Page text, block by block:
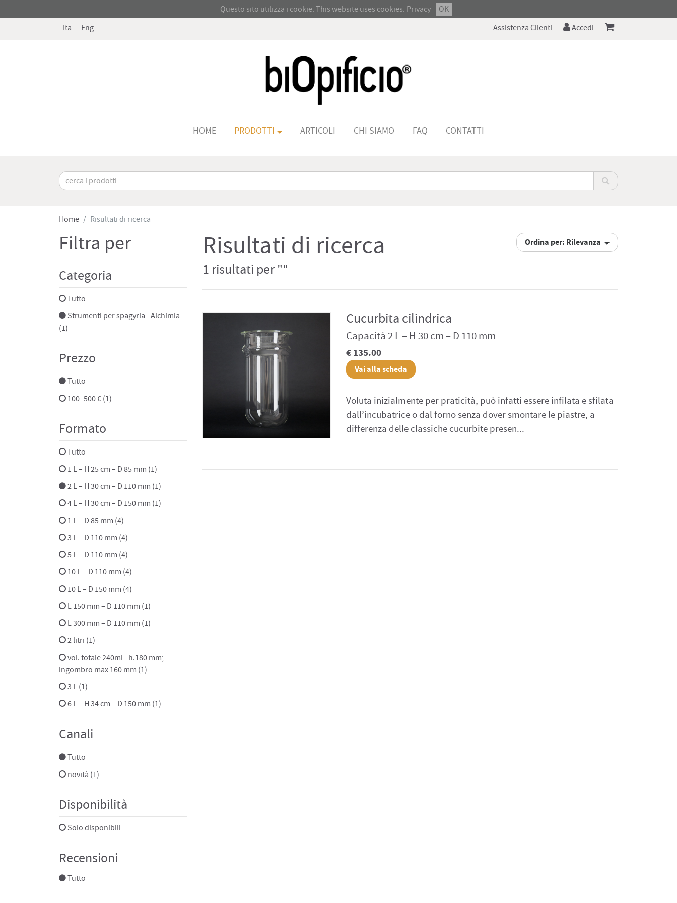
Questo sito utilizza i cookie. This website uses cookies. Privacy
OK
Ita
Eng Assistenza Clienti Accedi
HOME PRODOTTI ARTICOLI CHI SIAMO FAQ CONTATTI
Home Risultati di ricerca
Filtra per
Categoria
Tutto
Strumenti per spagyria - Alchimia
(1)
Prezzo
Tutto
100- 500 € (1)
Formato
Tutto
1 L – H 25 cm – D 85 mm (1)
2 L – H 30 cm – D 110 mm (1)
4 L – H 30 cm – D 150 mm (1)
1 L – D 85 mm (4)
3 L – D 110 mm (4)
5 L – D 110 mm (4)
10 L – D 110 mm (4)
10 L – D 150 mm (4)
L 150 mm – D 110 mm (1)
L 300 mm – D 110 mm (1)
2 litri (1)
vol. totale 240ml - h.180 mm;
ingombro max 160 mm (1)
3 L (1)
6 L – H 34 cm – D 150 mm (1)
Canali
Tutto
novità (1)
Disponibilità
Solo disponibili
Recensioni
Tutto
Risultati di ricerca
1 risultati per ""
Ordina per: Rilevanza
Cucurbita cilindrica
Capacità 2 L – H 30 cm – D 110 mm
€ 135.00
Vai alla scheda
Voluta inizialmente per praticità, può infatti essere infilata e sfilata
dall’incubatrice o dal forno senza dover smontare le piastre, a
differenza delle classiche cucurbite presen...